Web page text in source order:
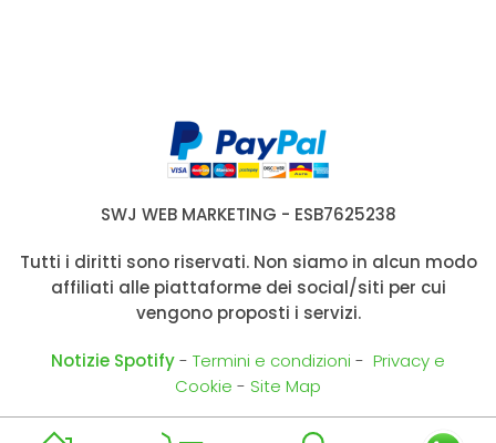
SWJ WEB MARKETING - ESB7625238
Tutti i diritti sono riservati. Non siamo in alcun modo
affiliati alle piattaforme dei social/siti per cui
vengono proposti i servizi.
Notizie Spotify- Termini e condizioni - Privacy e
Cookie - Site Map